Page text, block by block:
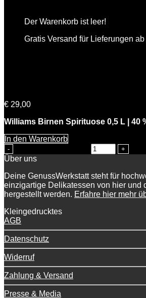
Der Warenkorb ist leer!
Gratis Versand für Lieferungen ab
€ 29,00
Williams Birnen Spirituose 0,5 L | 40
In den Warenkorb
Über uns
Deine GenussWerkstatt steht für
einzigartige Delikatessen von hier und
hergestellt werden. Erfahre hier mehr
Kleingedrucktes
AGB
Datenschutz
Widerruf
Zahlung & Versand
Presse & Media